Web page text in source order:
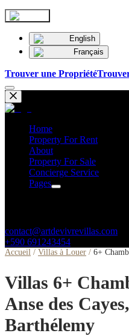
English
Français
Trouver une Propriété
Home
Property For Rent
About
Property For Sale
Concierge Service
Pages
contact@artdevivrevillas.com
+590 691243454
Accueil / Villas à Louer / 6+
Villas 6+
Anse des
Barthélemy